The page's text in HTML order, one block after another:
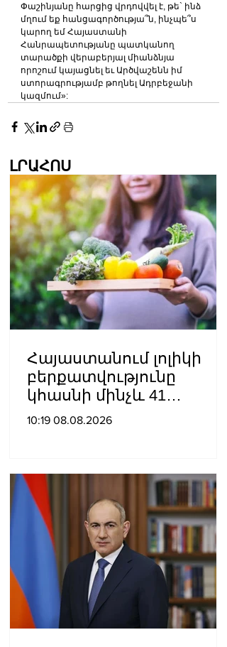
Փաշինյանը հարցից վրդովվել է, թե` ինձ
մղում եք հանցագործությա՞ն, ինչպե՞ս
կարող եմ Հայաստանի
Հանրապետությանը պատկանող
տարածքի վերաբերյալ միանձնյա
որոշում կայացնել եւ Արծվաշենն իմ
ստորագրությամբ թողնել Ադրբեջանի
կազմում»:
ԼՐԱՀՈՍ
Հայաստանում լոլիկի
բերքատվությունը
կհասնի մինչև 41
տոննայի՝ մեկ հեկտարից
10:19 08.08.2026